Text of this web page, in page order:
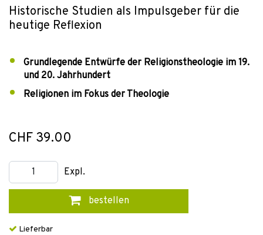
Historische Studien als Impulsgeber für die
heutige Reflexion
Grundlegende Entwürfe der Religionstheologie im 19.
und 20. Jahrhundert
Religionen im Fokus der Theologie
CHF 39.00
Expl.
bestellen
Lieferbar